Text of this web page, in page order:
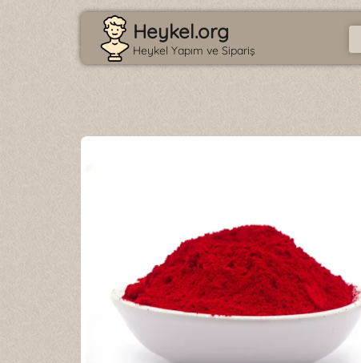
Heykel.org
Heykel Yapım ve Sipariş